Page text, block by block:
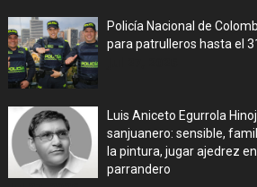
Policía Nacional de
para patrulleros hasta el
Luis Aniceto Egurrola
sanjuanero: sensible,
la pintura, jugar ajedrez
parrandero